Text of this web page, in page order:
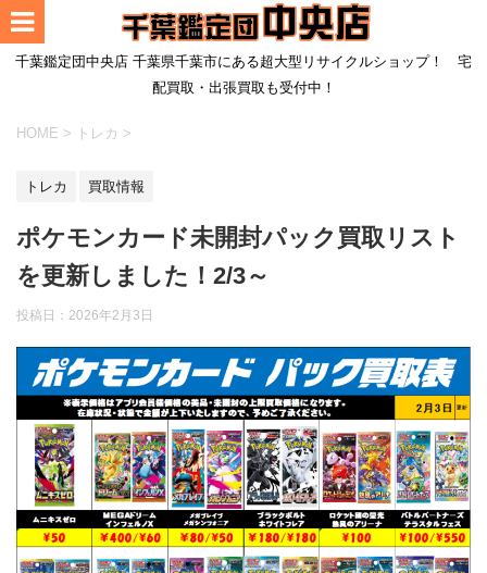
千葉鑑定団中央店 千葉県千葉市にある超大型リサイクルショップ！ 宅
配買取・出張買取も受付中！
HOME > トレカ >
トレカ 買取情報
ポケモンカード未開封パック買取リスト
を更新しました！2/3～
投稿日： 2026年2月3日